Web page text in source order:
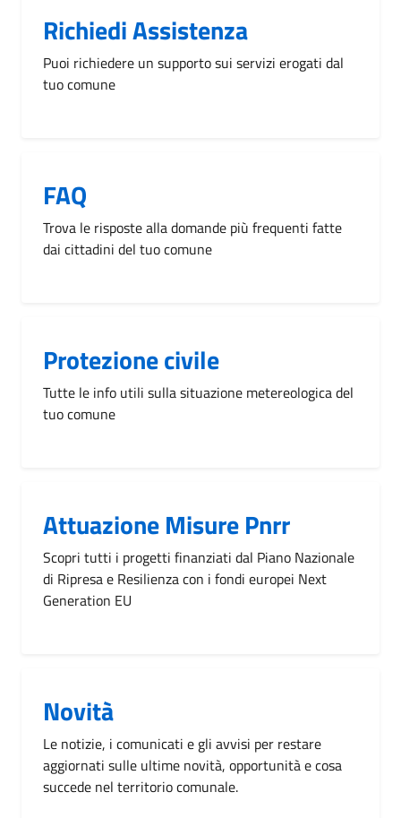
Richiedi Assistenza
Puoi richiedere un supporto sui servizi erogati dal
tuo comune
FAQ
Trova le risposte alla domande più frequenti fatte
dai cittadini del tuo comune
Protezione civile
Tutte le info utili sulla situazione metereologica del
tuo comune
Attuazione Misure Pnrr
Scopri tutti i progetti finanziati dal Piano Nazionale
di Ripresa e Resilienza con i fondi europei Next
Generation EU
Novità
Le notizie, i comunicati e gli avvisi per restare
aggiornati sulle ultime novità, opportunità e cosa
succede nel territorio comunale.